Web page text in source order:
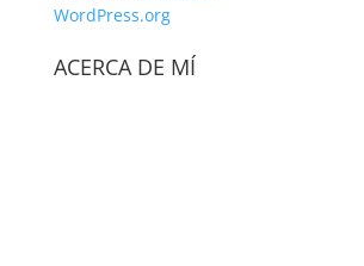
WordPress.org
ACERCA DE MÍ